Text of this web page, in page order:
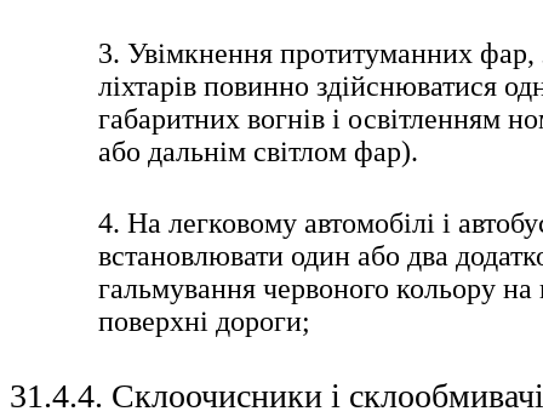
3. Увімкнення протитуманних фар,
ліхтарів повинно здійснюватися
габаритних вогнів і освітленням
або дальнім світлом фар).
4. На легковому автомобілі і
встановлювати один або два
гальмування червоного кольору
поверхні дороги;
31.4.4. Склоочисники і